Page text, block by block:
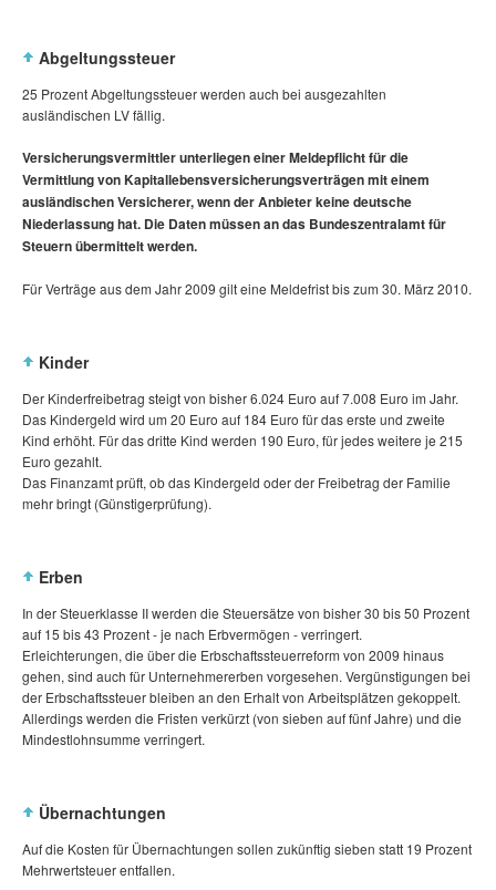
Abgeltungssteuer
25 Prozent Abgeltungssteuer werden auch bei ausgezahlten
ausländischen LV fällig.
Versicherungsvermittler unterliegen einer Meldepflicht für die
Vermittlung von Kapitallebensversicherungsverträgen mit einem
ausländischen Versicherer, wenn der Anbieter keine deutsche
Niederlassung hat. Die Daten müssen an das Bundeszentralamt für
Steuern übermittelt werden.
Für Verträge aus dem Jahr 2009 gilt eine Meldefrist bis zum 30. März 2010.
Kinder
Der Kinderfreibetrag steigt von bisher 6.024 Euro auf 7.008 Euro im Jahr.
Das Kindergeld wird um 20 Euro auf 184 Euro für das erste und zweite
Kind erhöht. Für das dritte Kind werden 190 Euro, für jedes weitere je 215
Euro gezahlt.
Das Finanzamt prüft, ob das Kindergeld oder der Freibetrag der Familie
mehr bringt (Günstigerprüfung).
Erben
In der Steuerklasse II werden die Steuersätze von bisher 30 bis 50 Prozent
auf 15 bis 43 Prozent - je nach Erbvermögen - verringert.
Erleichterungen, die über die Erbschaftssteuerreform von 2009 hinaus
gehen, sind auch für Unternehmererben vorgesehen. Vergünstigungen bei
der Erbschaftssteuer bleiben an den Erhalt von Arbeitsplätzen gekoppelt.
Allerdings werden die Fristen verkürzt (von sieben auf fünf Jahre) und die
Mindestlohnsumme verringert.
Übernachtungen
Auf die Kosten für Übernachtungen sollen zukünftig sieben statt 19 Prozent
Mehrwertsteuer entfallen.